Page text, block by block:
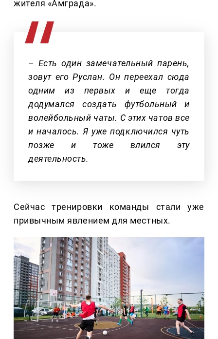
жителя «Амграда».
– Есть один замечательный парень,
зовут его Руслан. Он переехал сюда
одним из первых и еще тогда
додумался создать футбольный и
волейбольный чаты. С этих чатов все
и началось. Я уже подключился чуть
позже и тоже влился эту
деятельность.
Сейчас тренировки команды стали уже
привычным явлением для местных.